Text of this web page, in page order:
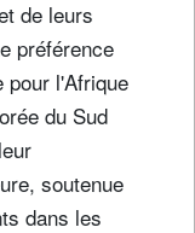
de leurs
préférence
pour l'Afrique
du Sud
soutenue
dans les